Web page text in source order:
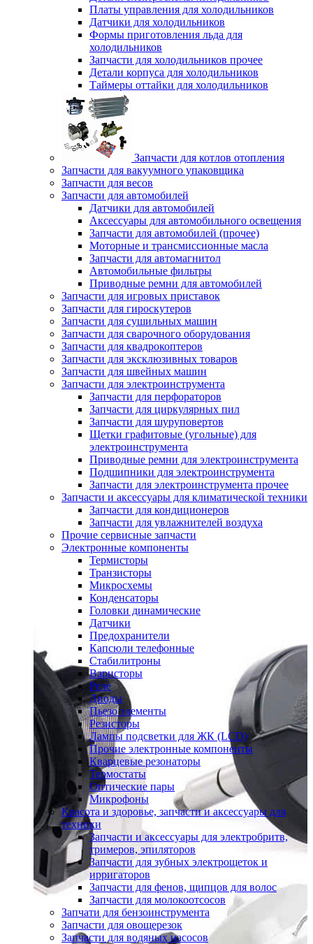
Платы управления для холодильников
Датчики для холодильников
Формы приготовления льда для
холодильников
Запчасти для холодильников прочее
Детали корпуса для холодильников
Таймеры оттайки для холодильников
Запчасти для котлов отопления
Запчасти для вакуумного упаковщика
Запчасти для весов
Запчасти для автомобилей
Датчики для автомобилей
Аксессуары для автомобильного освещения
Запчасти для автомобилей (прочее)
Моторные и трансмиссионные масла
Запчасти для автомагнитол
Автомобильные фильтры
Приводные ремни для автомобилей
Запчасти для игровых приставок
Запчасти для гироскутеров
Запчасти для сушильных машин
Запчасти для сварочного оборудования
Запчасти для квадрокоптеров
Запчасти для эксклюзивных товаров
Запчасти для швейных машин
Запчасти для электроинструмента
Запчасти для перфораторов
Запчасти для циркулярных пил
Запчасти для шуруповертов
Щетки графитовые (угольные) для
электроинструмента
Приводные ремни для электроинструмента
Подшипники для электроинструмента
Запчасти для электроинструмента прочее
Запчасти и аксессуары для климатической техники
Запчасти для кондиционеров
Запчасти для увлажнителей воздуха
Прочие сервисные запчасти
Электронные компоненты
Термисторы
Транзисторы
Микросхемы
Конденсаторы
Головки динамические
Датчики
Предохранители
Капсюли телефонные
Стабилитроны
Варисторы
Реле
Диоды
Пьезо элементы
Резисторы
Лампы подсветки для ЖК (LCD)
Прочие электронные компоненты
Кварцевые резонаторы
Термостаты
Оптические пары
Микрофоны
Красота и здоровье, запчасти и аксессуары для
техники
Запчасти и аксессуары для электробритв,
тримеров, эпиляторов
Запчасти для зубных электрощеток и
ирригаторов
Запчасти для фенов, щипцов для волос
Запчасти для молокоотсосов
Запчати для бензоинструмента
Запчасти для овощерезок
Запчасти для водяных насосов